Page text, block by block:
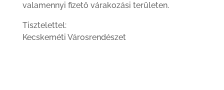
valamennyi fizető várakozási területen.
Tisztelettel:
Kecskeméti Városrendészet